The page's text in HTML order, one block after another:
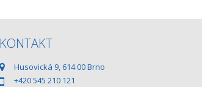
KONTAKT
Husovická 9, 614 00 Brno
+420 545 210 121